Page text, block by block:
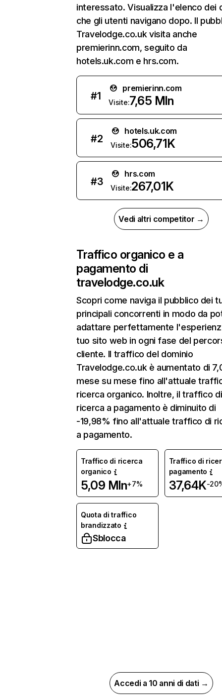
interessato. Visualizza l'elenco dei
che gli utenti navigano dopo. Il
Travelodge.co.uk visita anche
premierinn.com, seguito da
hotels.uk.com e hrs.com.
#1
premierinn.com
Visite:7,65 Mln
#2
hotels.uk.com
Visite:506,71K
#3
hrs.com
Visite:267,01K
Vedi altri competitor →
Traffico organico e a
pagamento di
travelodge.co.uk
Scopri come naviga il pubblico dei
principali concorrenti in modo da
adattare perfettamente
tuo sito web in ogni fase del
cliente. Il traffico del dominio
Travelodge.co.uk è aumentato di
mese su mese fino all'attuale
ricerca organico. Inoltre, il traffico di
ricerca a pagamento è diminuito di
-19,98% fino all'attuale traffico di
a pagamento.
Traffico di ricerca
organico
5,09 Mln+7%
Traffico di
pagamento
37,64K-
Quota di traffico
brandizzato
Sblocca
Accedi a 10 anni di dati →